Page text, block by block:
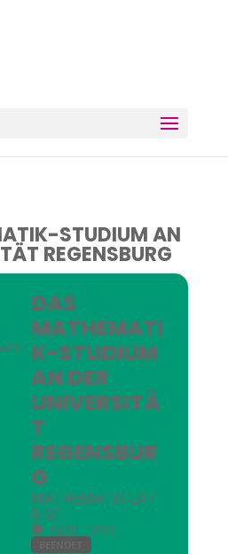
STUDIUM AN
REGENSBURG
17
DAS
MATHEMATI
K-STUDIUM
AN DER
UNIVERSITÄ
T
REGENSBUR
G
MATHEMATIK LA /
B.SC.
12:30 - 13:00